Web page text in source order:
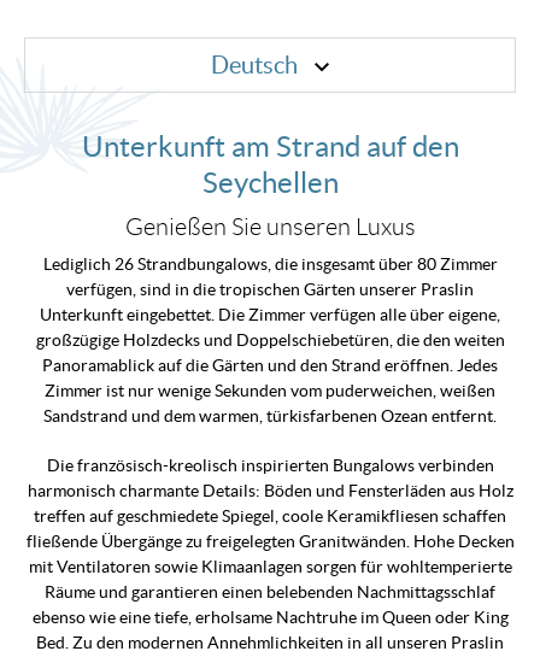
Deutsch
Unterkunft am Strand auf den
Seychellen
Genießen Sie unseren Luxus
Lediglich 26 Strandbungalows, die insgesamt über 80 Zimmer
verfügen, sind in die tropischen Gärten unserer Praslin
Unterkunft eingebettet. Die Zimmer verfügen alle über eigene,
großzügige Holzdecks und Doppelschiebetüren, die den weiten
Panoramablick auf die Gärten und den Strand eröffnen. Jedes
Zimmer ist nur wenige Sekunden vom puderweichen, weißen
Sandstrand und dem warmen, türkisfarbenen Ozean entfernt.
Die französisch-kreolisch inspirierten Bungalows verbinden
harmonisch charmante Details: Böden und Fensterläden aus Holz
treffen auf geschmiedete Spiegel, coole Keramikfliesen schaffen
fließende Übergänge zu freigelegten Granitwänden. Hohe Decken
mit Ventilatoren sowie Klimaanlagen sorgen für wohltemperierte
Räume und garantieren einen belebenden Nachmittagsschlaf
ebenso wie eine tiefe, erholsame Nachtruhe im Queen oder King
Bed. Zu den modernen Annehmlichkeiten in all unseren Praslin